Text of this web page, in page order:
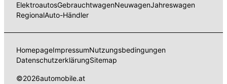
ElektroautosGebrauchtwagenNeuwagenJahreswagen
RegionalAuto-Händler
HomepageImpressumNutzungsbedingungen
DatenschutzerklärungSitemap
©2026automobile.at